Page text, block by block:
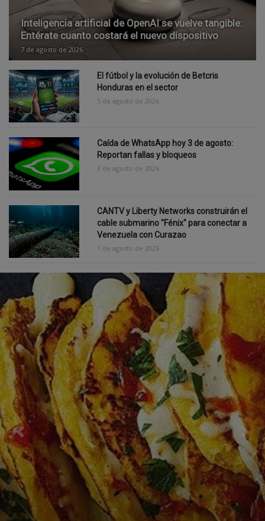
Inteligencia artificial de OpenAI se vuelve tangible:
Entérate cuanto costará el nuevo dispositivo
7 de agosto de 2026
El fútbol y la evolución de Betcris
Honduras en el sector
5 de agosto de 2026
Caída de WhatsApp hoy 3 de agosto:
Reportan fallas y bloqueos
3 de agosto de 2026
CANTV y Liberty Networks construirán el
cable submarino "Fénix" para conectar a
Venezuela con Curazao
1 de agosto de 2026
Previous Next